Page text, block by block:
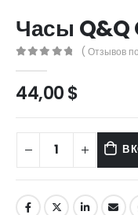
Часы Q&Q
( Отзывов
44,00$
В